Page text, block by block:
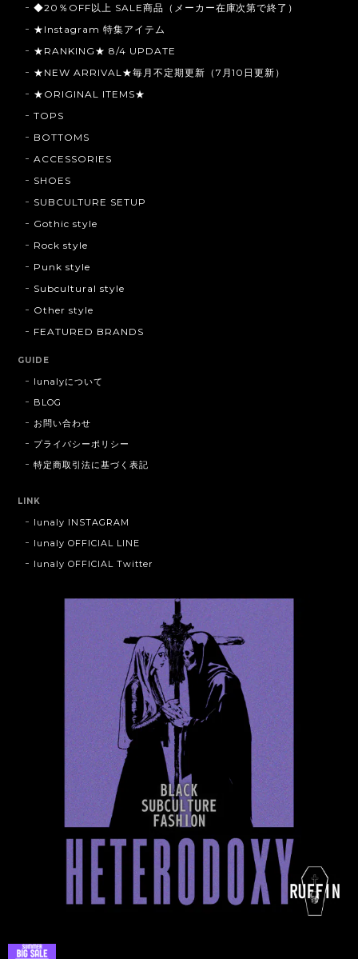
◆20％OFF以上 SALE商品（メーカー在庫次第で終了）
★Instagram 特集アイテム
★RANKING★ 8/4 UPDATE
★NEW ARRIVAL★毎月不定期更新（7月10日更新）
★ORIGINAL ITEMS★
TOPS
BOTTOMS
ACCESSORIES
SHOES
SUBCULTURE SETUP
Gothic style
Rock style
Punk style
Subcultural style
Other style
FEATURED BRANDS
GUIDE
lunalyについて
BLOG
お問い合わせ
プライバシーポリシー
特定商取引法に基づく表記
LINK
lunaly INSTAGRAM
lunaly OFFICIAL LINE
lunaly OFFICIAL Twitter